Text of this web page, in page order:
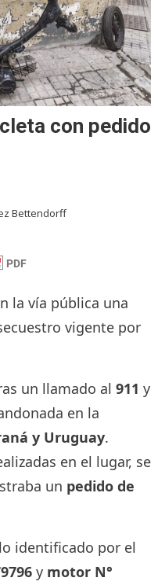
con pedido
Bettendorff
la vía pública una
vigente por
un llamado al 911 y
en la
y Uruguay.
en el lugar, se
un pedido de
identificado por el
y motor N°